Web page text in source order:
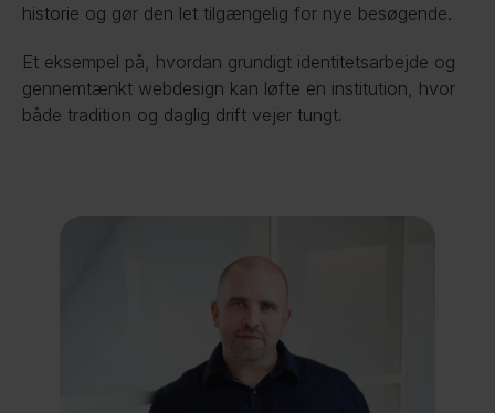
historie og gør den let tilgængelig for nye besøgende.
Et eksempel på, hvordan grundigt identitetsarbejde og
gennemtænkt webdesign kan løfte en institution, hvor
både tradition og daglig drift vejer tungt.